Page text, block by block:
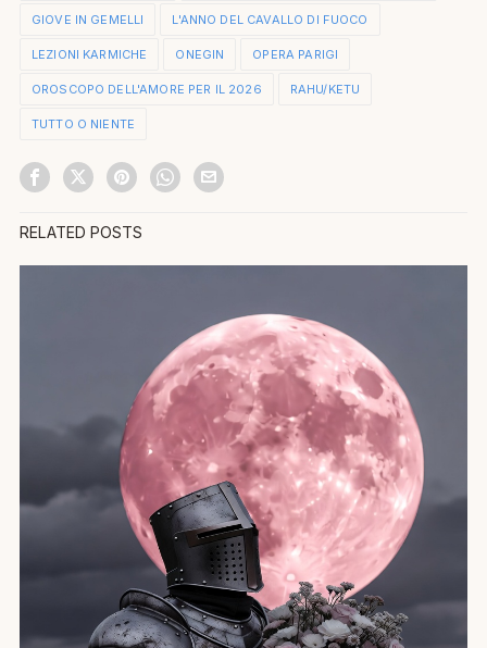
GIOVE IN GEMELLI L'ANNO DEL CAVALLO DI FUOCO
LEZIONI KARMICHE ONEGIN OPERA PARIGI
OROSCOPO DELL'AMORE PER IL 2026 RAHU/KETU
TUTTO O NIENTE
RELATED POSTS